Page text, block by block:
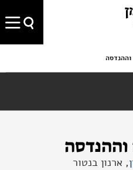
, ארנון בנטור